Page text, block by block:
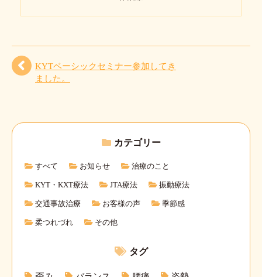
KYTベーシックセミナー参加してき
ました。
カテゴリー
すべて お知らせ 治療のこと
KYT・KXT療法 JTA療法 振動療法
交通事故治療 お客様の声 季節感
柔つれづれ その他
タグ